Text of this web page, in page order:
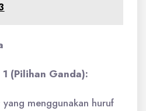
(Pilihan Ganda):
yang menggunakan huruf